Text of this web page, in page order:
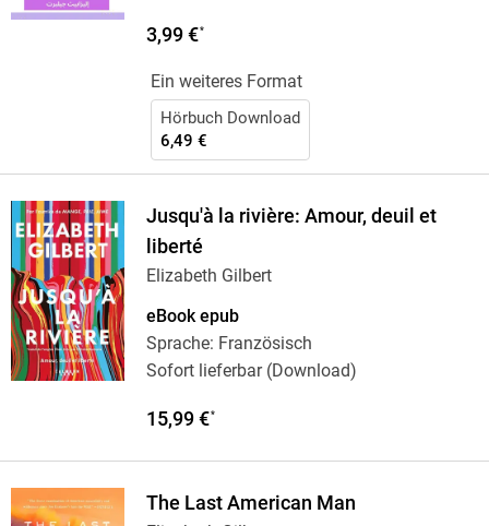
3,99 €*
Ein weiteres Format
Hörbuch Download
6,49 €
Jusqu'à la rivière: Amour, deuil et
liberté
Elizabeth Gilbert
eBook epub
Sprache: Französisch
Sofort lieferbar (Download)
15,99 €*
The Last American Man